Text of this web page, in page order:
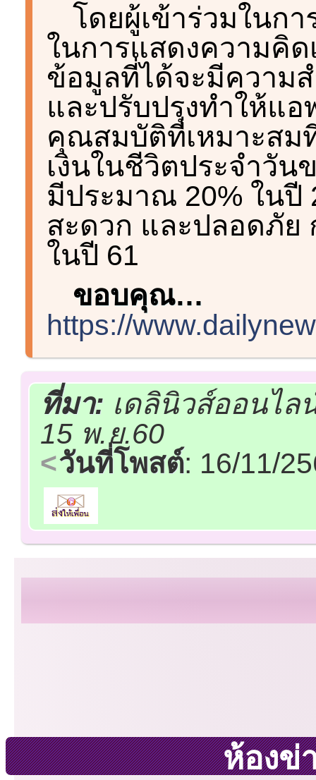
โดยผู้เข้าร่วมในก
ในการแสดงความคิ
ข้อมูลที่ได้จะมีความ
และปรับปรุงทำให้แอ
คุณสมบัติที่เหมาะสม
เงินในชีวิตประจำวัน
มีประมาณ 20% ในปี
สะดวก และปลอดภัย
ในปี 61
ขอบคุณ…
https://
ที่มา: เดลินิวส์ออนไ
15 พ.ย.60
วันที่โพสต์: 16/11/
ห้องข่